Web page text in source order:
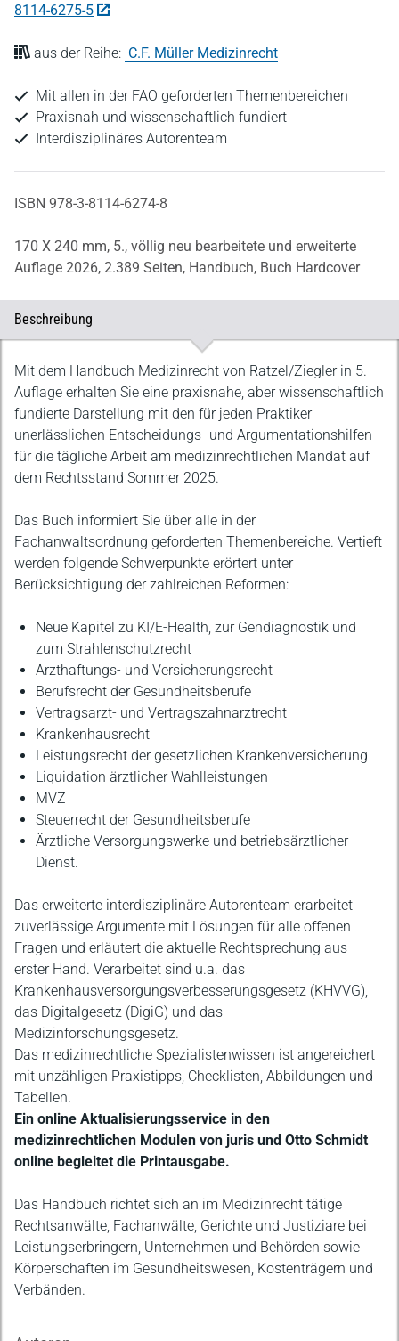
8114-6275-5
aus der Reihe: C.F. Müller Medizinrecht
Mit allen in der FAO geforderten Themenbereichen
Praxisnah und wissenschaftlich fundiert
Interdisziplinäres Autorenteam
ISBN 978-3-8114-6274-8
170 X 240 mm, 5., völlig neu bearbeitete und erweiterte
Auflage 2026, 2.389 Seiten, Handbuch, Buch Hardcover
Beschreibung
Beschreibung
Mit dem Handbuch Medizinrecht von Ratzel/Ziegler in 5.
Auflage erhalten Sie eine praxisnahe, aber wissenschaftlich
fundierte Darstellung mit den für jeden Praktiker
unerlässlichen Entscheidungs- und Argumentationshilfen
für die tägliche Arbeit am medizinrechtlichen Mandat auf
dem Rechtsstand Sommer 2025.
Das Buch informiert Sie über alle in der
Fachanwaltsordnung geforderten Themenbereiche. Vertieft
werden folgende Schwerpunkte erörtert unter
Berücksichtigung der zahlreichen Reformen:
Neue Kapitel zu KI/E-Health, zur Gendiagnostik und
zum Strahlenschutzrecht
Arzthaftungs- und Versicherungsrecht
Berufsrecht der Gesundheitsberufe
Vertragsarzt- und Vertragszahnarztrecht
Krankenhausrecht
Leistungsrecht der gesetzlichen Krankenversicherung
Liquidation ärztlicher Wahlleistungen
MVZ
Steuerrecht der Gesundheitsberufe
Ärztliche Versorgungswerke und betriebsärztlicher
Dienst.
Das erweiterte interdisziplinäre Autorenteam erarbeitet
zuverlässige Argumente mit Lösungen für alle offenen
Fragen und erläutert die aktuelle Rechtsprechung aus
erster Hand. Verarbeitet sind u.a. das
Krankenhausversorgungsverbesserungsgesetz (KHVVG),
das Digitalgesetz (DigiG) und das
Medizinforschungsgesetz.
Das medizinrechtliche Spezialistenwissen ist angereichert
mit unzähligen Praxistipps, Checklisten, Abbildungen und
Tabellen.
Ein online Aktualisierungsservice in den
medizinrechtlichen Modulen von juris und Otto Schmidt
online begleitet die Printausgabe.
Das Handbuch richtet sich an im Medizinrecht tätige
Rechtsanwälte, Fachanwälte, Gerichte und Justiziare bei
Leistungserbringern, Unternehmen und Behörden sowie
Körperschaften im Gesundheitswesen, Kostenträgern und
Verbänden.